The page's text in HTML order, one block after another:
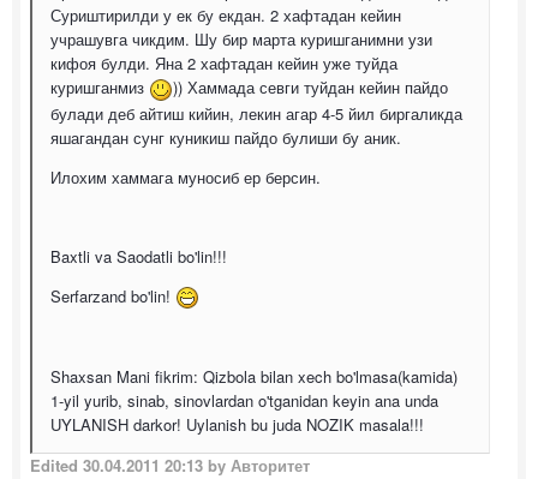
Суриштирилди у ек бу екдан. 2 хафтадан кейин
учрашувга чикдим. Шу бир марта куришганимни узи
кифоя булди. Яна 2 хафтадан кейин уже туйда
куришганмиз
)) Хаммада севги туйдан кейин пайдо
булади деб айтиш кийин, лекин агар 4-5 йил биргаликда
яшагандан сунг куникиш пайдо булиши бу аник.
Илохим хаммага муносиб ер берсин.
Baxtli va Saodatli bo'lin!!!
Serfarzand bo'lin!
Shaxsan Mani fikrim: Qizbola bilan xech bo'lmasa(kamida)
1-yil yurib, sinab, sinovlardan o'tganidan keyin ana unda
UYLANISH darkor! Uylanish bu juda NOZIK masala!!!
Edited 30.04.2011 20:13 by Авторитет